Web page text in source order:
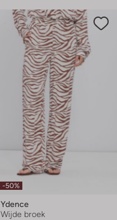
-50%
Ydence
Wijde broek